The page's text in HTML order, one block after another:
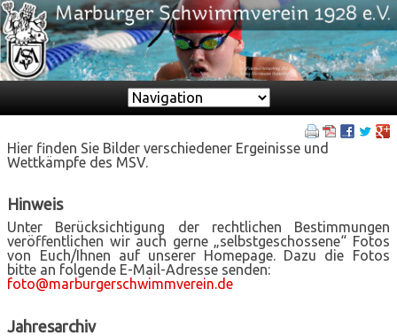
Zielseite
Hier finden Sie Bilder verschiedener Ergeinisse und
Wettkämpfe des MSV.
Hinweis
Unter Berücksichtigung der rechtlichen Bestimmungen
veröffentlichen wir auch gerne „selbstgeschossene“ Fotos
von Euch/Ihnen auf unserer Homepage. Dazu die Fotos
bitte an folgende E-Mail-Adresse senden:
foto@marburgerschwimmverein.de
Jahresarchiv